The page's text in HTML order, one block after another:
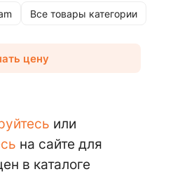
Все товары категории
цену
или
на сайте для
в каталоге